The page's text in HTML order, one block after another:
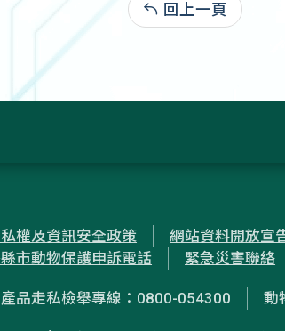
回上一頁
權及資訊安全政策 網站資料開放宣
市動物保護申訴電話
緊急災害聯絡
品走私檢舉專線：0800-054300 動